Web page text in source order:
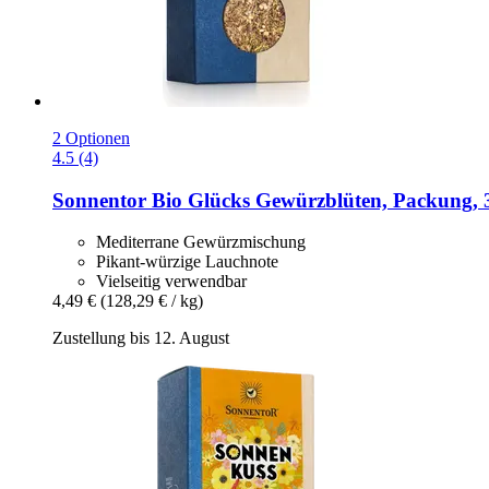
2 Optionen
4.5 (4)
Sonnentor Bio Glücks Gewürzblüten, Packung,
Mediterrane Gewürzmischung
Pikant-würzige Lauchnote
Vielseitig verwendbar
4,49 € (128,29 € / kg)
Zustellung bis 12. August